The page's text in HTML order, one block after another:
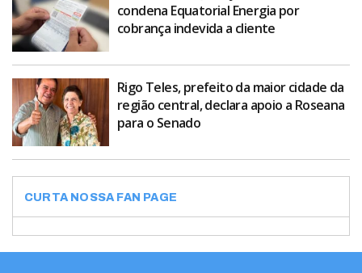
condena Equatorial Energia por
cobrança indevida a cliente
Rigo Teles, prefeito da maior cidade da
região central, declara apoio a Roseana
para o Senado
CURTA NOSSA FAN PAGE